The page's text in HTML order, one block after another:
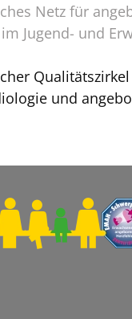
Netz für
Jugend- und
und